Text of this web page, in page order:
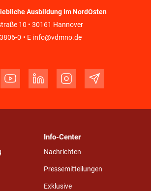
Ausbildung im NordOsten
10 • 30161 Hannover
0 • E info@vdmno.de
Info-Center
Nachrichten
Pressemitteilungen
Exklusive